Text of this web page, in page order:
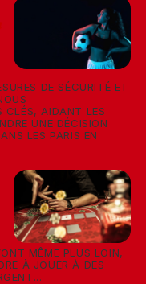
DE SÉCURITÉ ET
CLÉS, AIDANT LES
UNE DÉCISION
LES PARIS EN
MÊME PLUS LOIN,
À JOUER À DES